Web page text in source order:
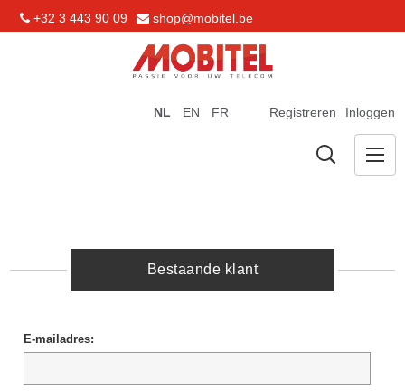
+32 3 443 90 09 shop@mobitel.be
Registreren Inloggen
NL EN FR
Bestaande klant
E-mailadres: